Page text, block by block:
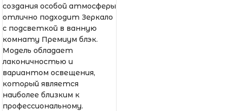
создания особой атмосферы
отлично подходит Зеркало
с подсветкой в ванную
комнату Премиум блэк.
Модель обладает
лаконичностью и
вариантом освещения,
который является
наиболее близким к
профессиональному.